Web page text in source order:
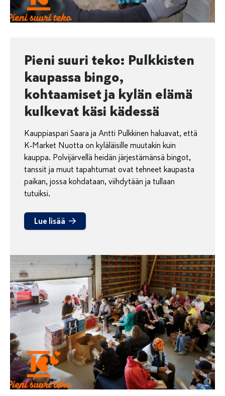
Pieni suuri teko: Pulkkisten
kaupassa bingo,
kohtaamiset ja kylän elämä
kulkevat käsi kädessä
Kauppiaspari Saara ja Antti Pulkkinen haluavat, että
K‑Market Nuotta on kyläläisille muutakin kuin
kauppa. Polvijärvellä heidän järjestämänsä bingot,
tanssit ja muut tapahtumat ovat tehneet kaupasta
paikan, jossa kohdataan, viihdytään ja tullaan
tutuiksi.
Lue lisää